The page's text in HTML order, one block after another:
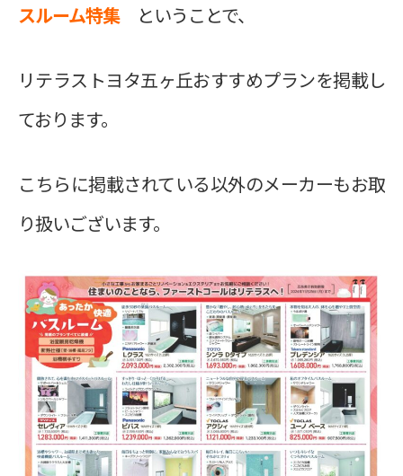
スルーム特集
ということで、
リテラストヨタ五ヶ丘おすすめプランを掲載し
ております。
こちらに掲載されている以外のメーカーもお取
り扱いございます。